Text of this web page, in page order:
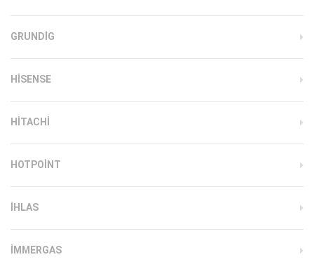
GRUNDIG
HISENSE
HITACHI
HOTPOINT
IHLAS
İMMERGAS